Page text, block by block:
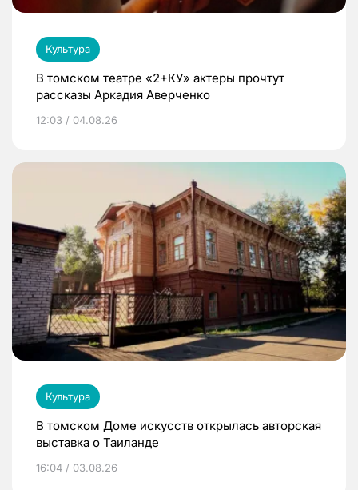
Культура
В томском театре «2+КУ» актеры прочтут
рассказы Аркадия Аверченко
12:03 / 04.08.26
Культура
В томском Доме искусств открылась авторская
выставка о Таиланде
16:04 / 03.08.26